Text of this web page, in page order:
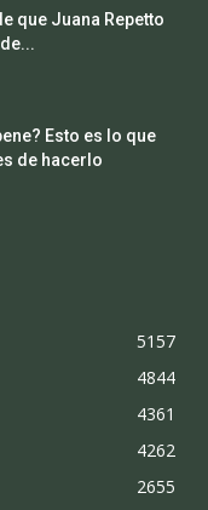
que Juana Repetto
Esto es lo que
de hacerlo
5157
4844
4361
4262
2655